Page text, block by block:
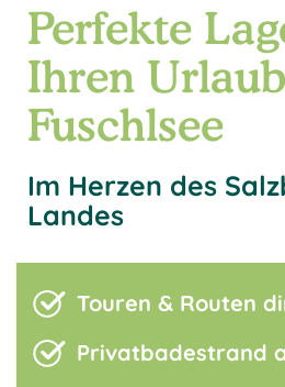
Perfekte
Ihren
Fuschlsee
Im Herzen des
Landes
Touren & Routen
Privatbadestrand